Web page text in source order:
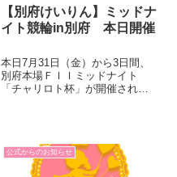
【別府けいりん】ミッドナ
イト競輪in別府 本日開催
本日7月31日（金）から3日間、
別府本場ＦＩＩミッドナイト
「チャリロト杯」が開催されま
ンネル放送やインターネット...
公式からのお知らせ